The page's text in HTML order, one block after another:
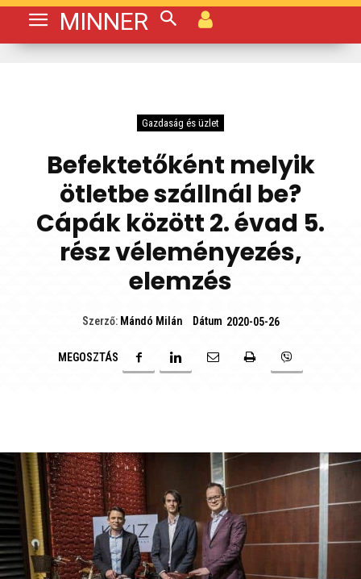
MINNER
Gazdaság és üzlet
Befektetőként melyik
ötletbe szállnál be?
Cápák között 2. évad 5.
rész véleményezés,
elemzés
Szerző: Mándó Milán Dátum 2020-05-26
MEGOSZTÁS